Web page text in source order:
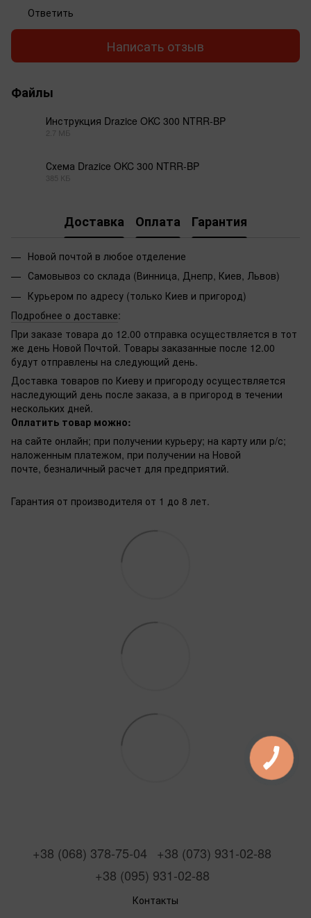
Ответить
Написать отзыв
Файлы
Инструкция Drazice OKC 300 NTRR-BP
2.7 МБ
Схема Drazice OKC 300 NTRR-BP
385 КБ
Доставка Оплата Гарантия
Новой почтой в любое отделение
Самовывоз со склада (Винница, Днепр, Киев, Львов)
Курьером по адресу (только Киев и пригород)
Подробнее о доставке:
При заказе товара до 12.00 отправка осуществляется в тот
же день Новой Почтой. Товары заказанные после 12.00
будут отправлены на следующий день.
Доставка товаров по Киеву и пригороду осуществляется
наследующий день после заказа, а в пригород в течении
нескольких дней.
Оплатить товар можно:
на сайте онлайн; при получении курьеру; на карту или р/с;
наложенным платежом, при получении на Новой
почте, безналичный расчет для предприятий.
Гарантия от производителя от 1 до 8 лет.
+38 (068) 378-75-04
+38 (073) 931-02-88
+38 (095) 931-02-88
Контакты